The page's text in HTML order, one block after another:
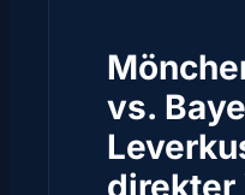
vs.
direkter